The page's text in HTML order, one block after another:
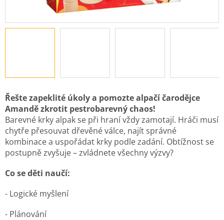
Řešte zapeklité úkoly a pomozte alpačí čarodějce
Amandě zkrotit pestrobarevný chaos!
Barevné krky alpak se při hraní vždy zamotají. Hráči musí
chytře přesouvat dřevěné válce, najít správné
kombinace a uspořádat krky podle zadání. Obtížnost se
postupně zvyšuje – zvládnete všechny výzvy?
Co se děti naučí:
- Logické myšlení
- Plánování